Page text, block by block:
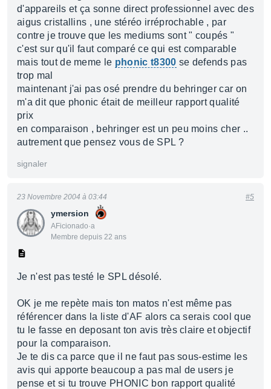
d'appareils et ça sonne direct professionnel avec des
aigus cristallins , une stéréo irréprochable , par
contre je trouve que les mediums sont " coupés "
c'est sur qu'il faut comparé ce qui est comparable
mais tout de meme le phonic t8300 se defends pas
trop mal
maintenant j'ai pas osé prendre du behringer car on
m'a dit que phonic était de meilleur rapport qualité
prix
en comparaison , behringer est un peu moins cher ..
autrement que pensez vous de SPL ?
signaler
ymersion
AFicionado·a
Membre depuis 22 ans
23 Novembre 2004 à 03:44 #5
Je n'est pas testé le SPL désolé.
OK je me repète mais ton matos n'est même pas
référencer dans la liste d'AF alors ca serais cool que
tu le fasse en deposant ton avis très claire et objectif
pour la comparaison.
Je te dis ca parce que il ne faut pas sous-estime les
avis qui apporte beaucoup a pas mal de users je
pense et si tu trouve PHONIC bon rapport qualité